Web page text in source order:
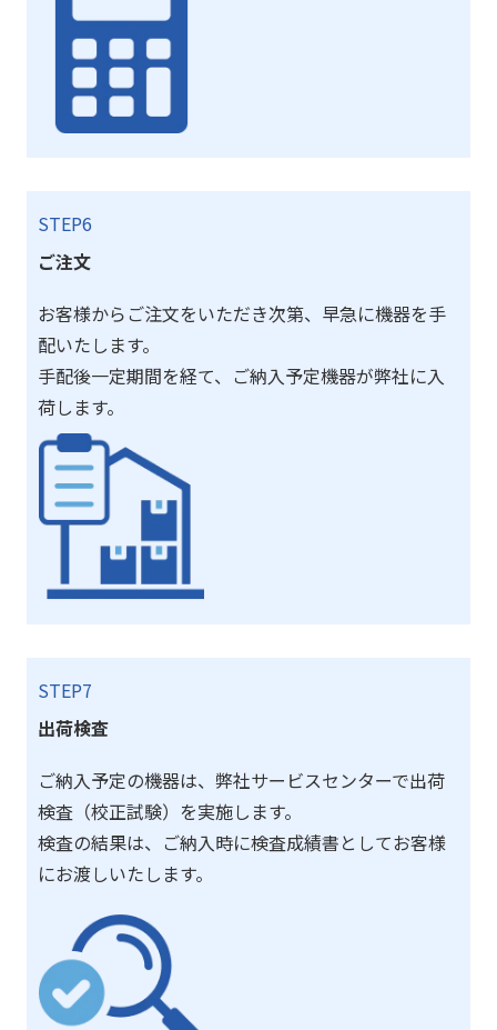
STEP6
ご注文
お客様からご注文をいただき次第、早急に機器を手
配いたします。
手配後一定期間を経て、ご納入予定機器が弊社に入
荷します。
STEP7
出荷検査
ご納入予定の機器は、弊社サービスセンターで出荷
検査（校正試験）を実施します。
検査の結果は、ご納入時に検査成績書としてお客様
にお渡しいたします。